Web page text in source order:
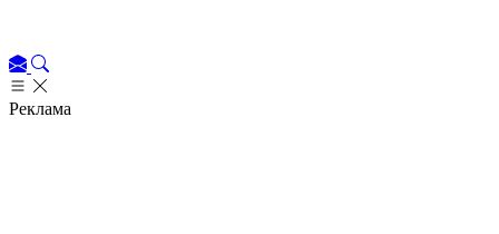
Реклама